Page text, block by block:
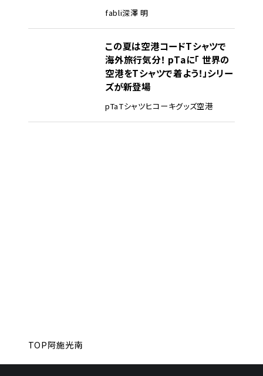
fabli深澤 明
この夏は空港コードTシャツで
海外旅行気分！ pTaに「 世界の
空港をTシャツで着よう！」シリー
ズが新登場
pTaTシャツヒコーキグッズ空港
TOP阿施光南